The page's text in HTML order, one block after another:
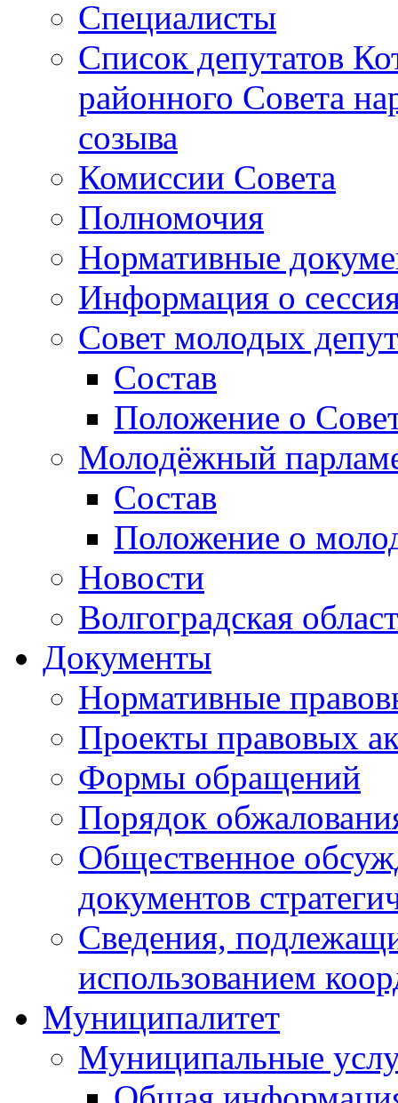
Специалисты
Список депутатов
районного Совета
созыва
Комиссии Совета
Полномочия
Нормативные
Информация о
Совет молодых
Состав
Положение о
Молодёжный
Состав
Положение о
Новости
Волгоградская
Документы
Нормативные
Проекты правовых
Формы обращений
Порядок
Общественное
документов
Сведения,
использованием
Муниципалитет
Муниципальные